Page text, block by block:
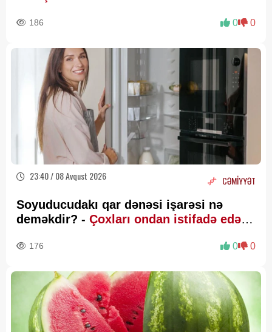
186 0 0
23:40 / 08 Avqust 2026 CƏMİYYƏT
Soyuducudakı qar dənəsi işarəsi nə
deməkdir? - Çoxları ondan istifadə edə
176 0 0